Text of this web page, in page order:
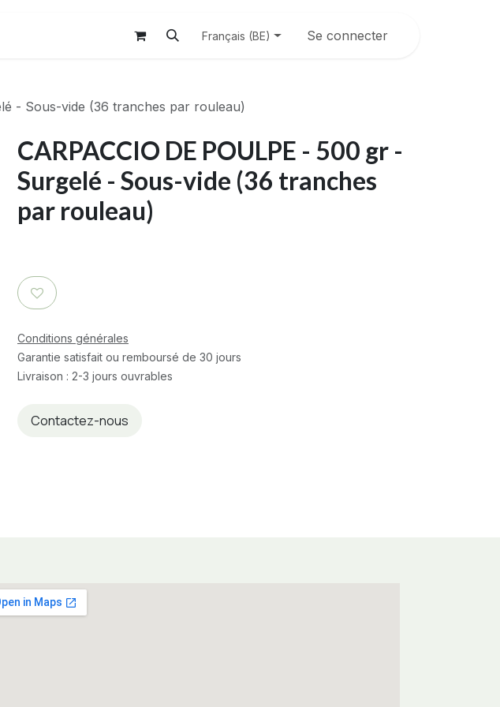
Français (BE) Se connecter
- Sous-vide (36 tranches par rouleau)
CARPACCIO DE POULPE - 500 gr -
Surgelé - Sous-vide (36 tranches
par rouleau)
Conditions générales
Garantie satisfait ou remboursé de 30 jours
Livraison : 2-3 jours ouvrables
Contactez-nous